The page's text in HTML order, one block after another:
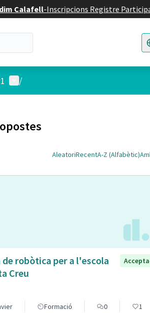
Calafell-Inscripcions Registre
Menú d'usuari
/
AleatoriRecentA-Z (Alfabètic)
de robòtica per a l'escola
Creu
Formació 0 1